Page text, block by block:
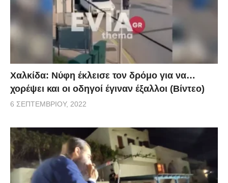
Χαλκίδα: Νύφη έκλεισε τον δρόμο για να…
χορέψει και οι οδηγοί έγιναν έξαλλοι (Βίντεο)
6 ΣΕΠΤΕΜΒΡΊΟΥ, 2022